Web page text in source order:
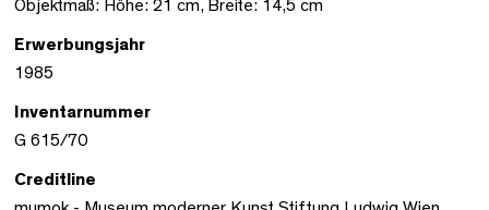
Objektmaß: Höhe: 21 cm, Breite: 14,5 cm
Erwerbungsjahr
1985
Inventarnummer
G 615/70
Creditline